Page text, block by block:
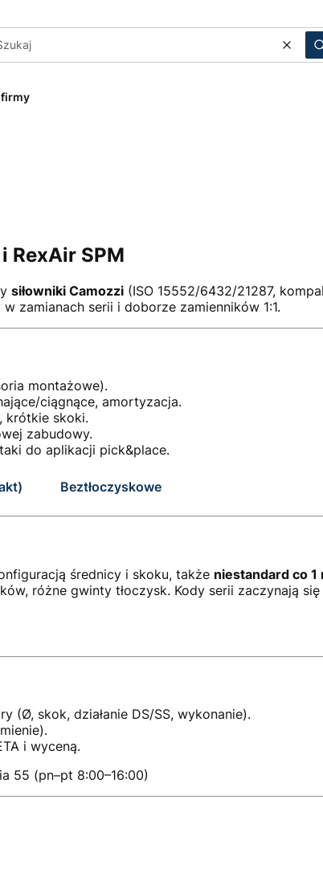
firmy
RexAir SPM
siłowniki Camozzi (ISO 15552/6432/21287,
zamianach serii i doborze zamienników 1:1.
montażowe).
ciągnące, amortyzacja.
krótkie skoki.
zabudowy.
do aplikacji pick&place.
Beztłoczyskowe
średnicy i skoku, także niestandard co 1
różne gwinty tłoczysk. Kody serii zaczynają się
(Ø, skok, działanie DS/SS, wykonanie).
i wyceną.
55 (pn–pt 8:00–16:00)